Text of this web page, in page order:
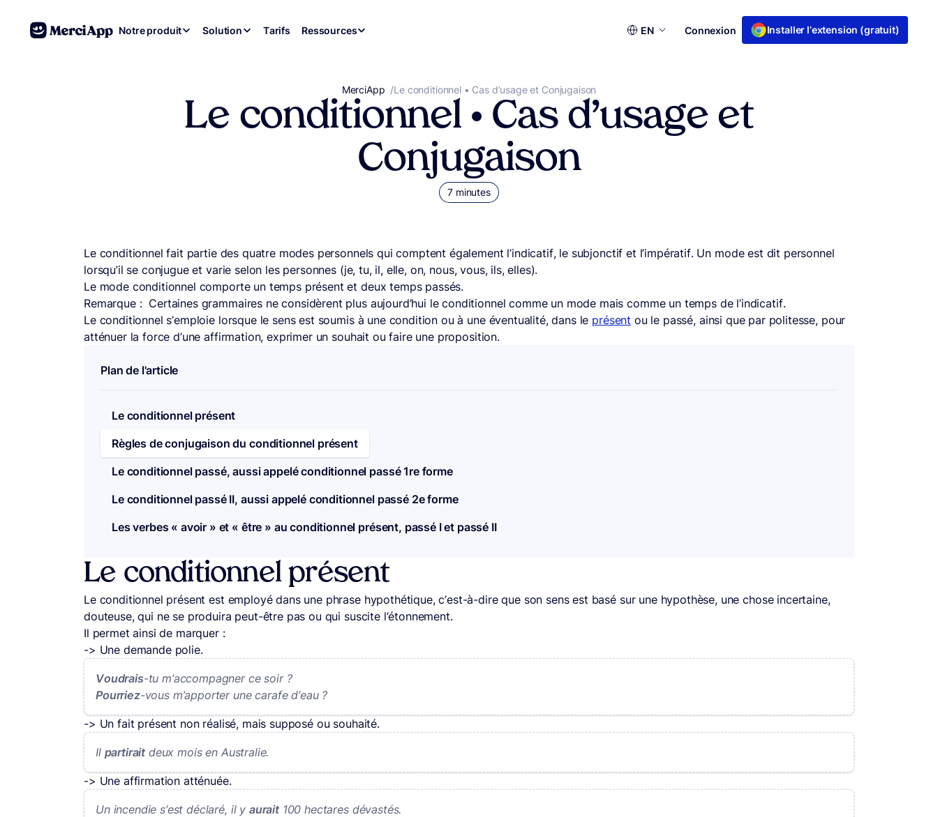
Aller au contenu
Notre produit Solution Tarifs Ressources
Choisir
EN Connexion Installer l’extension (gratuit)
MerciApp correcteur orthographe
/Le conditionnel • Cas d’usage et Conjugaison
Le conditionnel • Cas d’usage et
Conjugaison
7 minutes
Le conditionnel fait partie des quatre modes personnels qui comptent également l’indicatif, le subjonctif et l’impératif. Un mode est dit personnel
lorsqu’il se conjugue et varie selon les personnes (je, tu, il, elle, on, nous, vous, ils, elles).
Le mode conditionnel comporte un temps présent et deux temps passés.
Remarque : Certaines grammaires ne considèrent plus aujourd’hui le conditionnel comme un mode mais comme un temps de l’indicatif.
Le conditionnel s’emploie lorsque le sens est soumis à une condition ou à une éventualité, dans le présent ou le passé, ainsi que par politesse, pour
atténuer la force d’une affirmation, exprimer un souhait ou faire une proposition.
Plan de l'article
Le conditionnel présent
Règles de conjugaison du conditionnel présent
Le conditionnel passé, aussi appelé conditionnel passé 1re forme
Le conditionnel passé II, aussi appelé conditionnel passé 2e forme
Les verbes « avoir » et « être » au conditionnel présent, passé I et passé II
Le conditionnel présent
Le conditionnel présent est employé dans une phrase hypothétique, c’est-à-dire que son sens est basé sur une hypothèse, une chose incertaine,
douteuse, qui ne se produira peut-être pas ou qui suscite l’étonnement.
Il permet ainsi de marquer :
-> Une demande polie.
Voudrais-tu m’accompagner ce soir ?
Pourriez-vous m’apporter une carafe d’eau ?
-> Un fait présent non réalisé, mais supposé ou souhaité.
Il partirait deux mois en Australie.
-> Une affirmation atténuée.
Un incendie s’est déclaré, il y aurait100 hectares dévastés.